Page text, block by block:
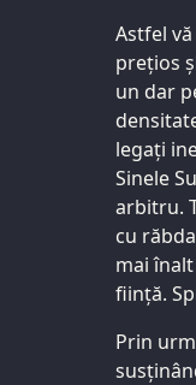
Astfel
prețios
un dar
legați
Sinele
arbitru.
cu
mai
ființă.
Prin